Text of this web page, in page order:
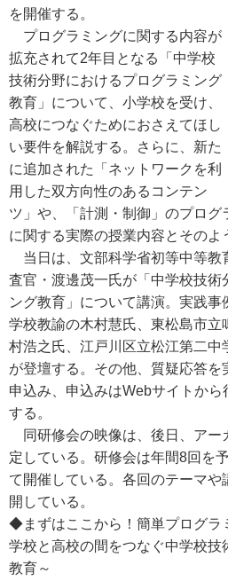
を開催する。
プログラミングに関する内容が
拡充されて2年目となる「中学校
技術分野におけるプログラミング
教育」について、小学校を受け、
高校につなぐためにおさえてほし
い要件を解説する。さらに、新た
に追加された「ネットワークを利
用した双方向性のあるコンテン
ツ」や、「計測・制御」のプロ
に関する実際の授業内容とそのよ
当日は、文部科学省初等中等教
査官・渡邊茂一氏が「中学校技術
ング教育」について講演。実践事
学校教諭の木村慧氏、東松島市立
村浩之氏、江戸川区立松江第二中
が登壇する。その他、質疑応答
申込み、申込みはWebサイトから
する。
同研修会の映像は、後日、アー
定している。研修会は年間8回を
て開催している。各回のテーマや
開している。
◆まずはここから！簡単プログラ
学校と高校の間をつなぐ中学校技
教育～